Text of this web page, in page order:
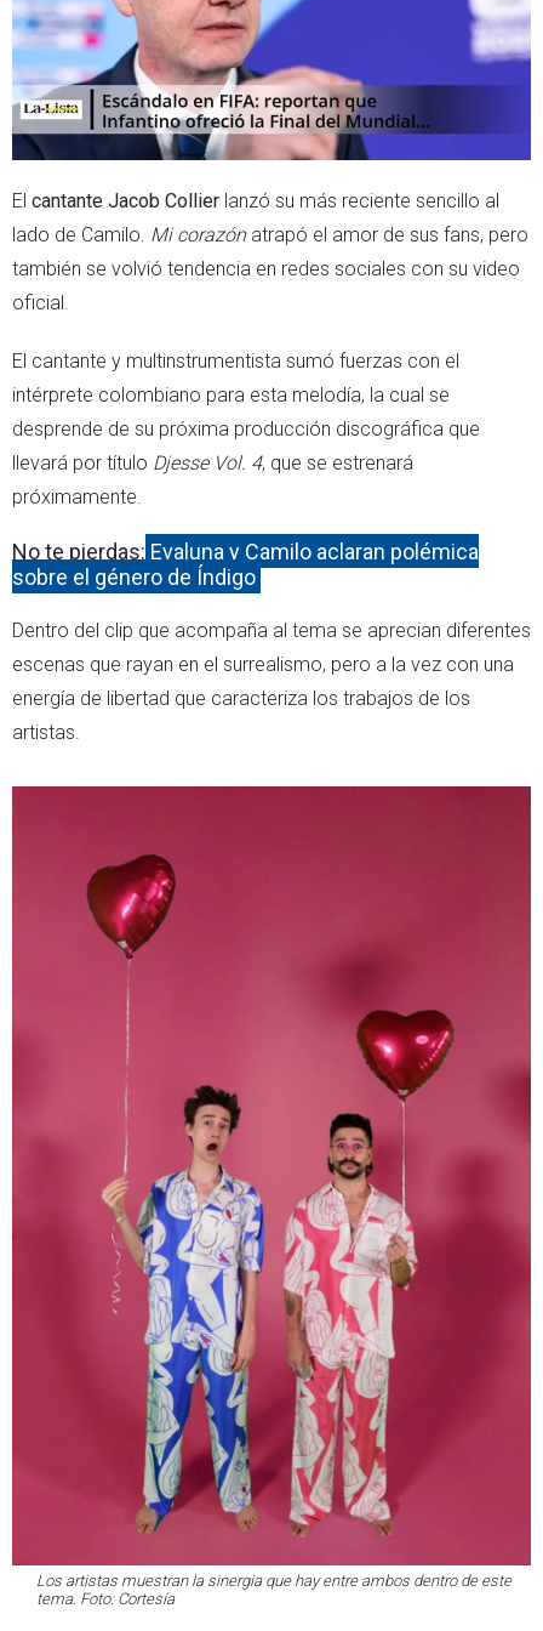
El cantante Jacob Collier lanzó su más reciente sencillo al
lado de Camilo. Mi corazónatrapó el amor de sus fans, pero
también se volvió tendencia en redes sociales con su video
oficial.
El cantante y multinstrumentista sumó fuerzas con el
intérprete colombiano para esta melodía, la cual se
desprende de su próxima producción discográfica que
llevará por título Djesse Vol. 4, que se estrenará
próximamente.
No te pierdas: Evaluna y Camilo aclaran polémica
sobre el género de Índigo
Dentro del clip que acompaña al tema se aprecian diferentes
escenas que rayan en el surrealismo, pero a la vez con una
energía de libertad que caracteriza los trabajos de los
artistas.
Los artistas muestran la sinergia que hay entre ambos dentro de este
tema. Foto: Cortesía